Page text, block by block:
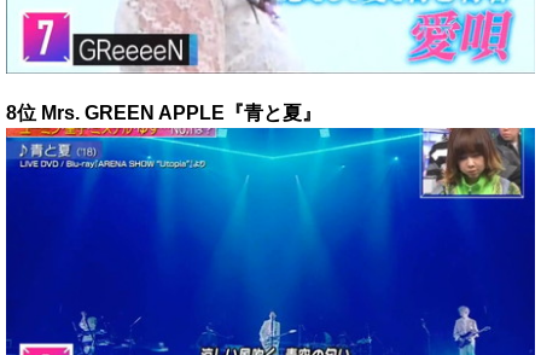
8位 Mrs. GREEN APPLE『青と夏』